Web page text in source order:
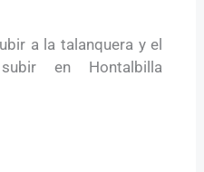
a la talanquera y el
en Hontalbilla